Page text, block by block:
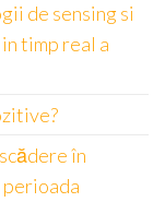
de sensing si
timp real a
în
perioada